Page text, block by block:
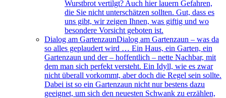
Wurstbrot vertilgt? Auch hier lauern Gefahren,
die Sie nicht unterschätzen sollten. Gut, dass es
uns gibt, wir zeigen Ihnen, was giftig und wo
besondere Vorsicht geboten ist.
Dialog am GartenzaunDialog am Gartenzaun – was da
so alles geplaudert wird … Ein Haus, ein Garten, ein
Gartenzaun und der – hoffentlich – nette Nachbar, mit
dem man sich perfekt versteht. Ein Idyll, wie es zwar
nicht überall vorkommt, aber doch die Regel sein sollte.
Dabei ist so ein Gartenzaun nicht nur bestens dazu
geeignet, um sich den neuesten Schwank zu erzählen,